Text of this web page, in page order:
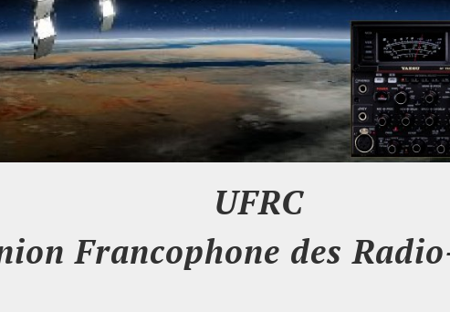
UFRC
Francophone des